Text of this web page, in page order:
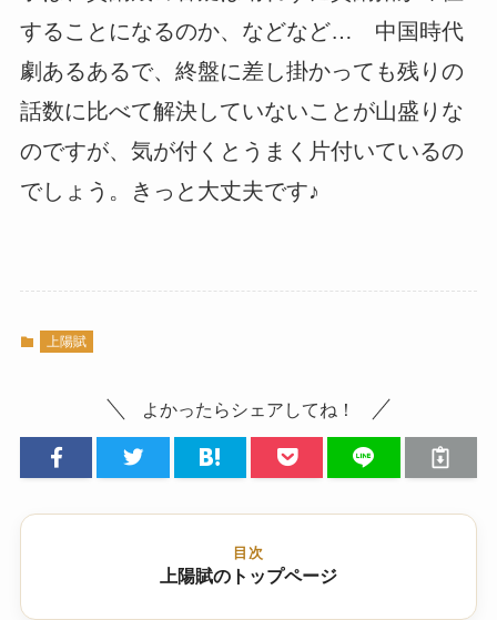
することになるのか、などなど… 中国時代
劇あるあるで、終盤に差し掛かっても残りの
話数に比べて解決していないことが山盛りな
のですが、気が付くとうまく片付いているの
でしょう。きっと大丈夫です♪
上陽賦
よかったらシェアしてね！
目次
上陽賦のトップページ